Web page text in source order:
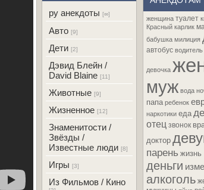
ру анекдоты [∞]
Авто [9]
Дети [2]
Дэвид Блейн /
David Blaine [11]
Животные [9]
Жизненное [12]
Знаменитости /
Звёзды /
Известные люди [8]
Игры [3]
Из Фильмов / Кино
женщина туалет
Красный карлик
бабушка милиция
автобус водитель
девочка
муж вода
папа ребенок
наркотики еда
отец звонок
доктор
парень жизнь
деньги
алкоголь